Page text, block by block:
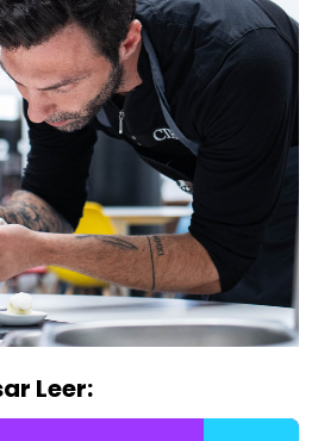
Leer: